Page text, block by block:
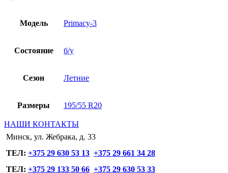
Модель Primaсy-3
Состояние б/у
Сезон Летние
Размеры 195/55 R20
НАШИ КОНТАКТЫ
Минск, ул. Жебрака, д. 33
ТЕЛ: +375 29 630 53 13 +375 29 661 34 28
ТЕЛ: +375 29 133 50 66 +375 29 630 53 33